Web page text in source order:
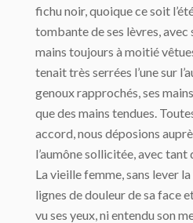
fichu noir, quoique ce soit
tombante de ses lèvres, avec
mains toujours à moitié
tenait très serrées l’une sur
genoux rapprochés, ses
que des mains tendues.
accord, nous déposions
l’aumône sollicitée, avec tant
La vieille femme, sans lever
lignes de douleur de sa face
vu ses yeux, ni entendu son